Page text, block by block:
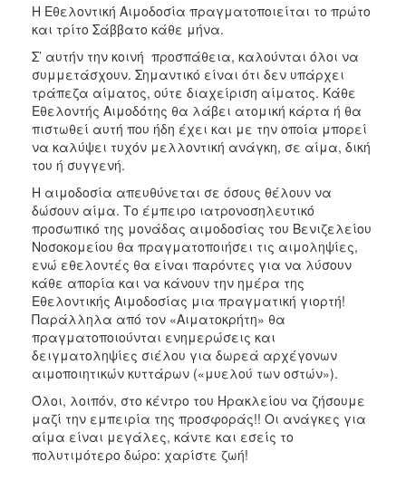
Η Εθελοντική Αιμοδοσία πραγματοποιείται το πρώτο
και τρίτο Σάββατο κάθε μήνα.
Σ’ αυτήν την κοινή προσπάθεια, καλούνται όλοι να
συμμετάσχουν. Σημαντικό είναι ότι δεν υπάρχει
τράπεζα αίματος, ούτε διαχείριση αίματος. Κάθε
Εθελοντής Αιμοδότης θα λάβει ατομική κάρτα ή θα
πιστωθεί αυτή που ήδη έχει και με την οποία μπορεί
να καλύψει τυχόν μελλοντική ανάγκη, σε αίμα, δική
του ή συγγενή.
Η αιμοδοσία απευθύνεται σε όσους θέλουν να
δώσουν αίμα. Το έμπειρο ιατρονοσηλευτικό
προσωπικό της μονάδας αιμοδοσίας του Βενιζελείου
Νοσοκομείου θα πραγματοποιήσει τις αιμοληψίες,
ενώ εθελοντές θα είναι παρόντες για να λύσουν
κάθε απορία και να κάνουν την ημέρα της
Εθελοντικής Αιμοδοσίας μια πραγματική γιορτή!
Παράλληλα από τον «Αιματοκρήτη» θα
πραγματοποιούνται ενημερώσεις και
δειγματοληψίες σιέλου για δωρεά αρχέγονων
αιμοποιητικών κυττάρων («μυελού των οστών»).
Όλοι, λοιπόν, στο κέντρο του Ηρακλείου να ζήσουμε
μαζί την εμπειρία της προσφοράς!! Οι ανάγκες για
αίμα είναι μεγάλες, κάντε και εσείς το
πολυτιμότερο δώρο: χαρίστε ζωή!